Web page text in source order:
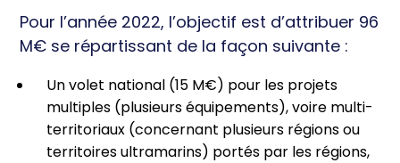
Pour l’année 2022, l’objectif est d’attribuer 96
M€ se répartissant de la façon suivante :
Un volet national (15 M€) pour les projets
multiples (plusieurs équipements), voire multi-
territoriaux (concernant plusieurs régions ou
territoires ultramarins) portés par les régions,